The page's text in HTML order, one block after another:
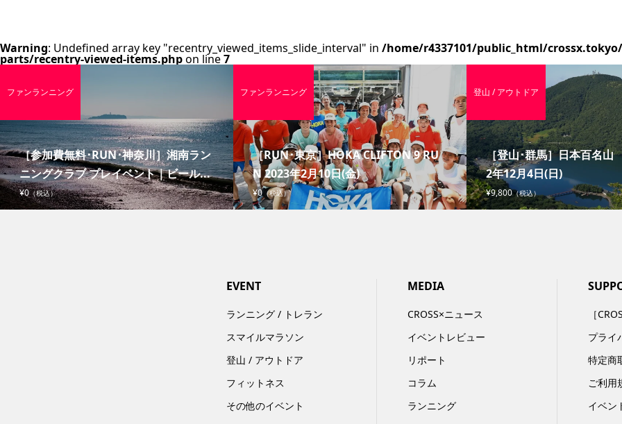
Warning: Undefined array key "recentry_viewed_items_slide_interval" in /home/r4337101/public_html/
parts/recentry-viewed-items.phpon line7
［参加費無料･RUN･神奈川］湘南ラン
ニングクラブ プレイベント｜ビール...
¥0（税込）
ファンランニング
［RUN･東京］HOKA CLIFTON 9 RU
N 2023年2月10日(金)
¥0（税込）
ファンランニング
［登山･群馬］日本百名
2年12月4日(日)
¥9,800（税込）
登山 / アウトドア
EVENT
ランニング / トレラン
スマイルマラソン
登山 / アウトドア
フィットネス
その他のイベント
MEDIA
CROSS×ニュース
イベントレビュー
リポート
コラム
ランニング
［
プライ
特定商
ご利用
イベン